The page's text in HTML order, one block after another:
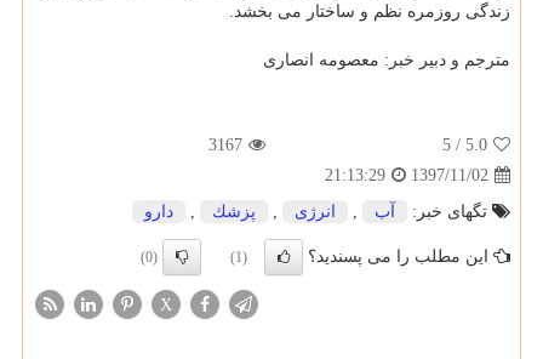
زندگی روزمره نظم و ساختار می بخشد.
مترجم و دبیر خبر: معصومه انصاری
5.0
/ 5
3167
1397/11/02
21:13:29
تگهای خبر:
آب , انرژی , پزشك , دارو
این مطلب را می پسندید؟ (1)
(0)
X